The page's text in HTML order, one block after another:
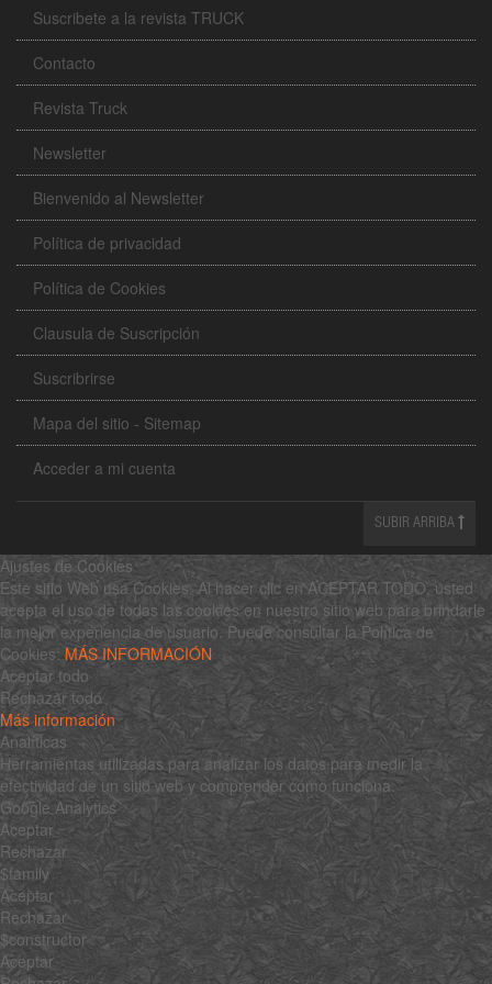
Suscribete a la revista TRUCK
Contacto
Revista Truck
Newsletter
Bienvenido al Newsletter
Política de privacidad
Política de Cookies
Clausula de Suscripción
Suscribrirse
Mapa del sitio - Sitemap
Acceder a mi cuenta
SUBIR ARRIBA
Ajustes de Cookies
Este sitio Web usa Cookies. Al hacer clic en ACEPTAR TODO, usted
acepta el uso de todas las cookies en nuestro sitio web para brindarle
la mejor experiencia de usuario. Puede consultar la Política de
Cookies:MÁS INFORMACIÓN
Aceptar todo
Rechazar todo
Más información
Analíticas
Herramientas utilizadas para analizar los datos para medir la
efectividad de un sitio web y comprender cómo funciona.
Google Analytics
Aceptar
Rechazar
$family
Aceptar
Rechazar
$constructor
Aceptar